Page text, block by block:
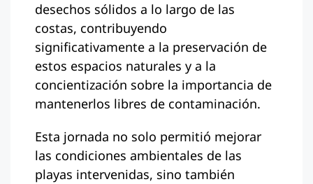
desechos sólidos a lo largo de las
costas, contribuyendo
significativamente a la preservación de
estos espacios naturales y a la
concientización sobre la importancia de
mantenerlos libres de contaminación.
Esta jornada no solo permitió mejorar
las condiciones ambientales de las
playas intervenidas, sino también